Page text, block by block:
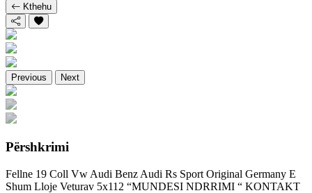
Kthehu
Previous Next
Përshkrimi
Fellne 19 Coll Vw Audi Benz Audi Rs Sport Original Germany E
Shum Lloje Veturav 5x112 “MUNDESI NDRRIMI “ KONTAKT